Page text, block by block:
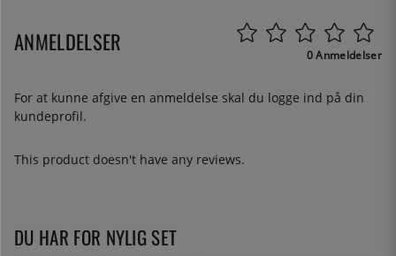
ANMELDELSER 0 Anmeldelser
For at kunne afgive en anmeldelse skal du logge ind på din
kundeprofil.
This product doesn't have any reviews.
DU HAR FOR NYLIG SET